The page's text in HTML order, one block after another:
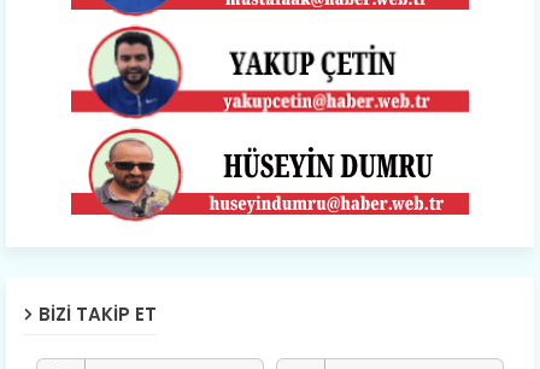
BIZI TAKIP ET